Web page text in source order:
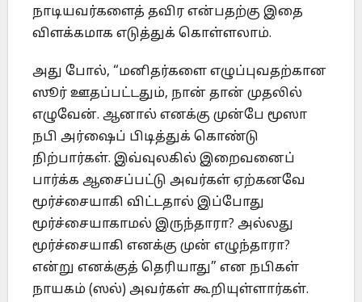
நாடியவர்களைத் தவிர என்பதற்கு இதை
விளக்கமாக எடுத்துக் கொள்ளலாம்.
அது போல், “மனிதர்களை எழுப்புவதற்கான
ஸூர் ஊதப்பட்டதும், நான் தான் முதலில்
எழுவேன். ஆனால் எனக்கு முன்பே மூஸா
நபி அர்ஷைப் பிடித்துக் கொண்டு
நிற்பார்கள். இவ்வுலகில் இறைவனைப்
பார்க்க ஆசைப்பட்டு அவர்கள் ஏற்கனவே
மூர்ச்சையாகி விட்டதால் இப்போது
மூர்ச்சையாகாமல் இருந்தாரா? அல்லது
மூர்ச்சையாகி எனக்கு முன் எழுந்தாரா?
என்று எனக்குத் தெரியாது” என நபிகள்
நாயகம் (ஸல்) அவர்கள் கூறியுள்ளார்கள்.